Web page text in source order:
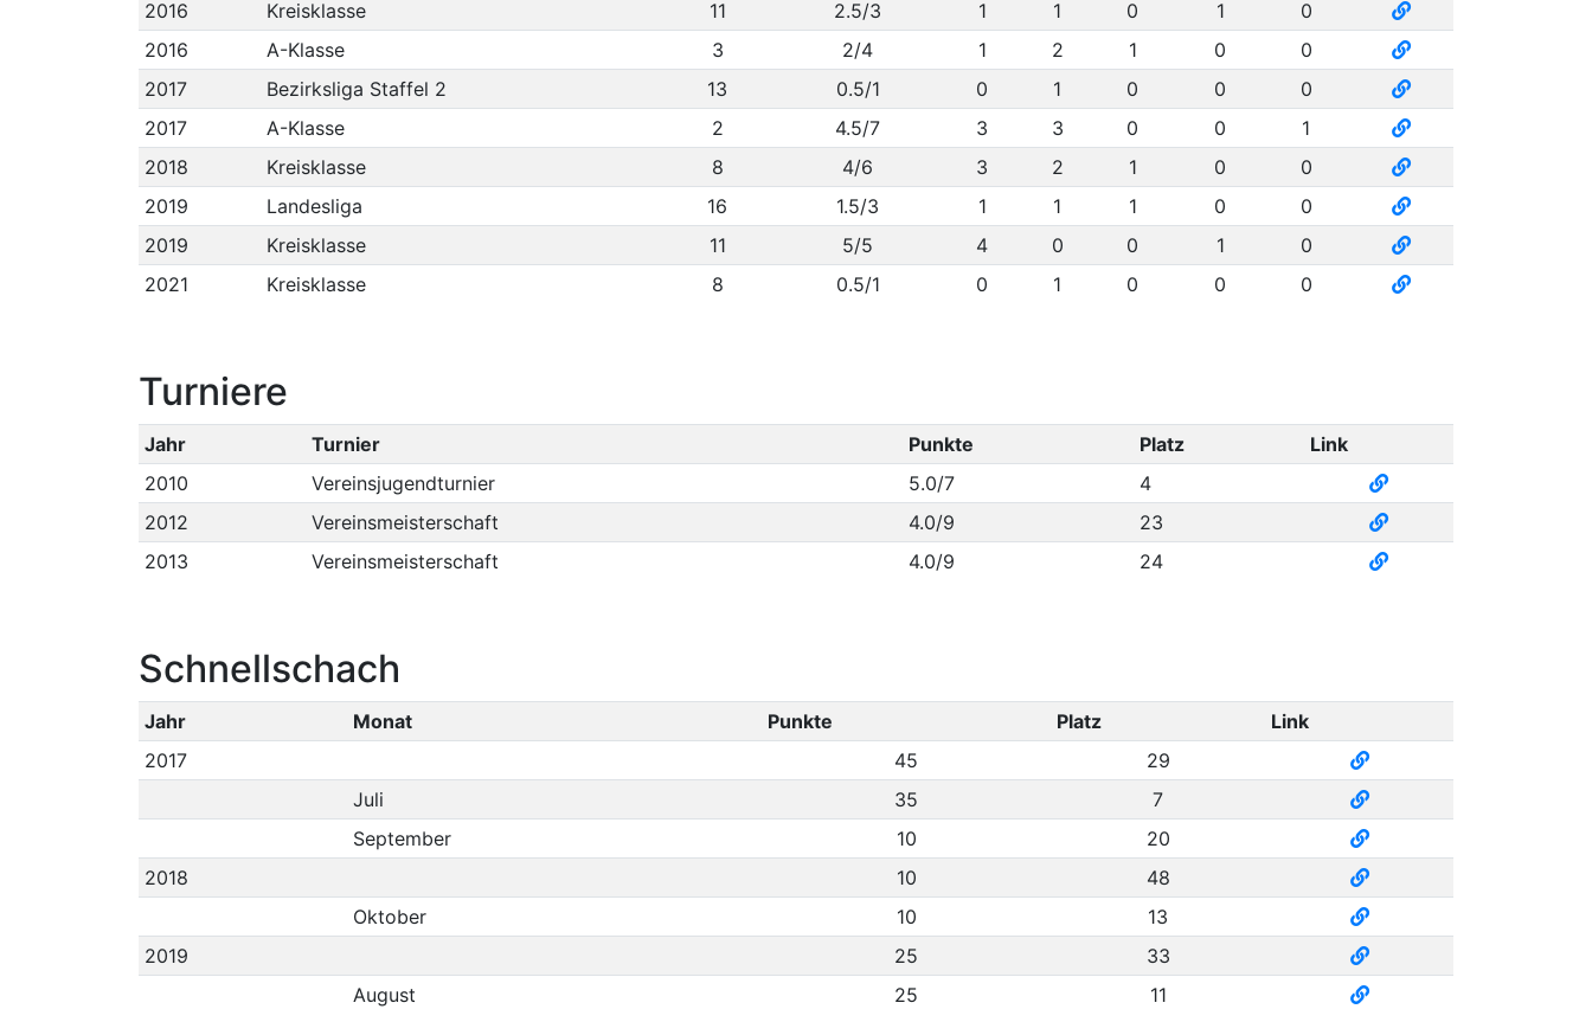
2016
Kreisklasse 11 2.5/3 1 1 0 1
0
2016
A-Klasse 3 2/4 1 2 1 0
0
2017
Bezirksliga Staffel 2 13 0.5/1 0 1 0 0
0
2017
A-Klasse 2 4.5/7 3 3 0 0
1
2018
Kreisklasse 8 4/6 3 2 1 0
0
2019
Landesliga 16 1.5/3 1 1 1 0
0
2019
Kreisklasse 11 5/5 4 0 0 1
0
2021
Kreisklasse 8 0.5/1 0 1 0 0 0
Turniere
Jahr Turnier Punkte Platz
Link
2010
Vereinsjugendturnier 5.0/7
4
2012
Vereinsmeisterschaft 4.0/9
23
2013
Vereinsmeisterschaft 4.0/9 24
Schnellschach
Jahr Monat Punkte Platz
Link
2017
45
29
Juli
35
7
September
10
20
2018
10
48
Oktober
10
13
2019
25
33
August
25 11